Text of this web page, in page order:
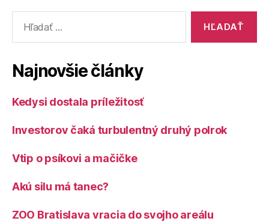
Najnovšie články
Kedysi dostala príležitosť
Investorov čaká turbulentný druhý polrok
Vtip o psíkovi a mačičke
Akú silu má tanec?
ZOO Bratislava vracia do svojho areálu